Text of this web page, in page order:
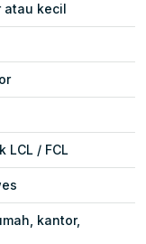
atau kecil
LCL / FCL
kantor,